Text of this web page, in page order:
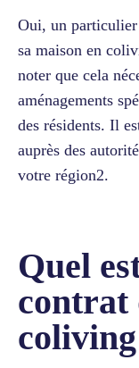
Oui, un particulier
sa maison en
noter que cela
aménagements
des résidents. Il
auprès des
votre région2.
Quel
contrat